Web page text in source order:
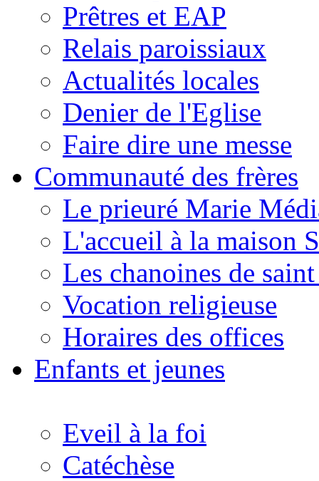
Prêtres et EAP
Relais paroissiaux
Actualités locales
Denier de l'Eglise
Faire dire une messe
Communauté des frères
Le prieuré Marie
L'accueil à la maison
Les chanoines de
Vocation religieuse
Horaires des offices
Enfants et jeunes
Eveil à la foi
Catéchèse